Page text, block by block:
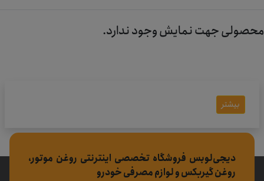
محصولی جهت نمایش وجود ندارد.
بیشتر
دیجی‌لوبس فروشگاه تخصصی اینترنتی روغن موتور،
روغن گیربکس و لوازم مصرفی خودرو